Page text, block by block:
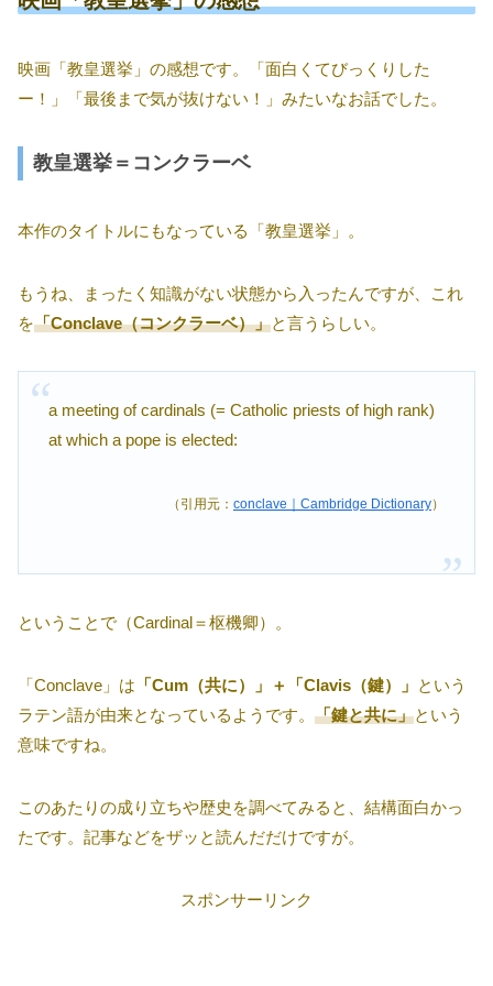
映画「教皇選挙」の感想です。「面白くてびっくりした
ー！」「最後まで気が抜けない！」みたいなお話でした。
教皇選挙＝コンクラーベ
本作のタイトルにもなっている「教皇選挙」。
もうね、まったく知識がない状態から入ったんですが、これ
を「Conclave（コンクラーベ）」と言うらしい。
a meeting of cardinals (= Catholic priests of high rank)
at which a pope is elected:
（引用元： conclave｜Cambridge Dictionary）
ということで（Cardinal＝枢機卿）。
「Conclave」は 「Cum（共に）」＋「Clavis（鍵）」 という
ラテン語が由来となっているようです。 「鍵と共に」という
意味ですね。
このあたりの成り立ちや歴史を調べてみると、結構面白かっ
たです。記事などをザッと読んだだけですが。
スポンサーリンク